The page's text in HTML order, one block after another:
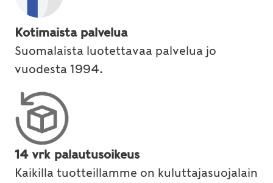
Kotimaista palvelua
Suomalaista luotettavaa palvelua jo
vuodesta 1994.
14 vrk palautusoikeus
Kaikilla tuotteillamme on kuluttajasuojalain